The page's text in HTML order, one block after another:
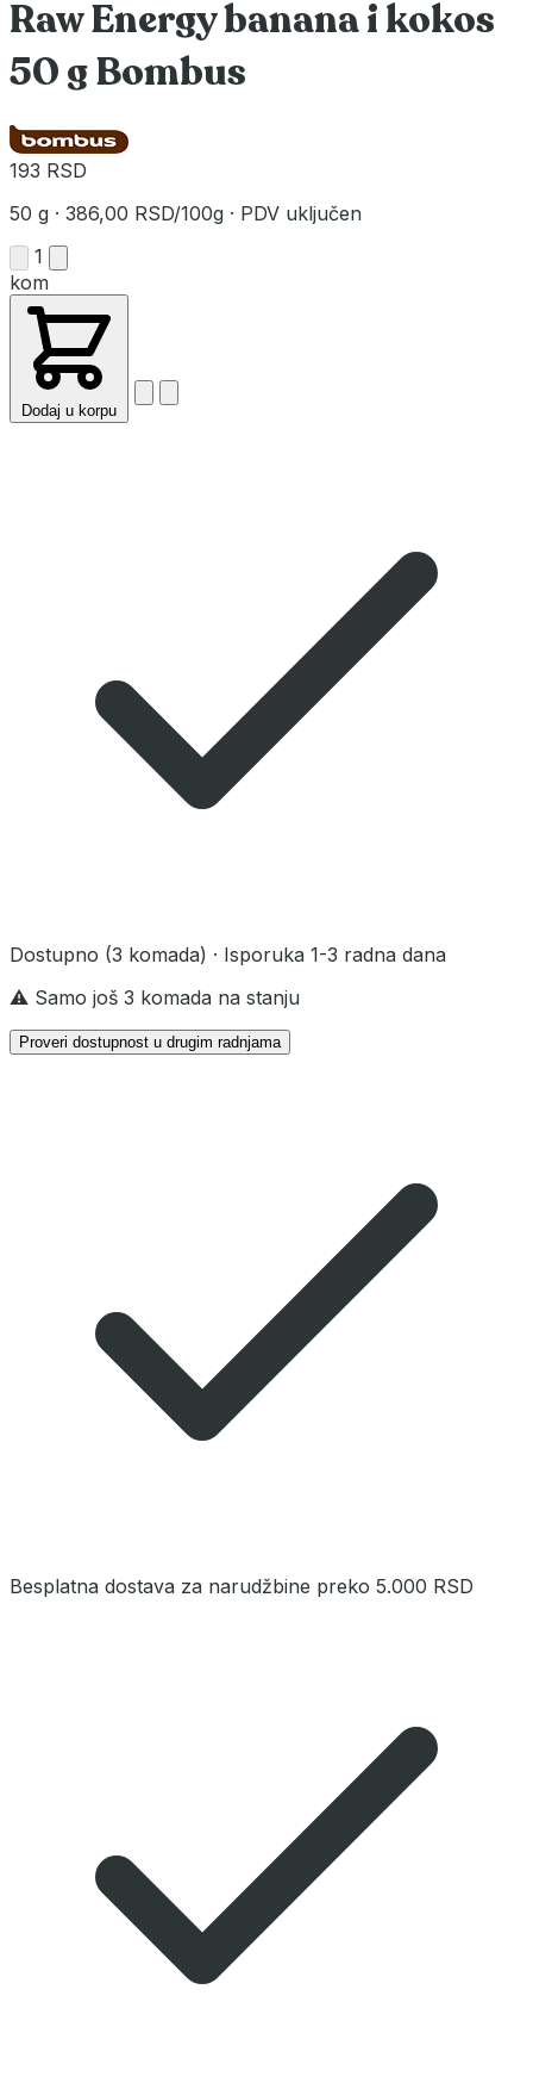
Raw Energy banana i kokos
50 g Bombus
193 RSD
50 g · 386,00 RSD/100g · PDV uključen
1
kom
Dodaj u korpu
Dostupno (3 komada) · Isporuka 1-3 radna dana
⚠️ Samo još 3 komada na stanju
Proveri dostupnost u drugim radnjama
Besplatna dostava za narudžbine preko 5.000 RSD